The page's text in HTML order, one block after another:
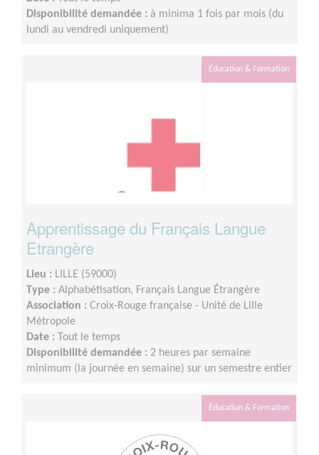
Disponibilité demandée : à minima 1 fois par mois (du
lundi au vendredi uniquement)
Éducation & Formation
Apprentissage du Français Langue
Etrangère
Lieu : LILLE (59000)
Type : Alphabétisation, Français Langue Étrangère
Association : Croix-Rouge française - Unité de Lille
Métropole
Date : Tout le temps
Disponibilité demandée : 2 heures par semaine
minimum (la journée en semaine) sur un semestre entier
Éducation & Formation